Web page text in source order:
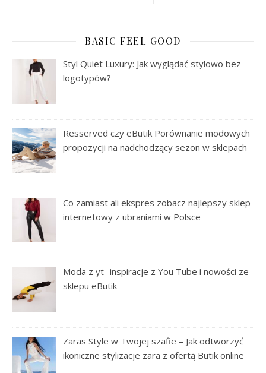
BASIC FEEL GOOD
Styl Quiet Luxury: Jak wyglądać stylowo bez
logotypów?
Resserved czy eButik Porównanie modowych
propozycji na nadchodzący sezon w sklepach
Co zamiast ali ekspres zobacz najlepszy sklep
internetowy z ubraniami w Polsce
Moda z yt- inspiracje z You Tube i nowości ze
sklepu eButik
Zaras Style w Twojej szafie – Jak odtworzyć
ikoniczne stylizacje zara z ofertą Butik online